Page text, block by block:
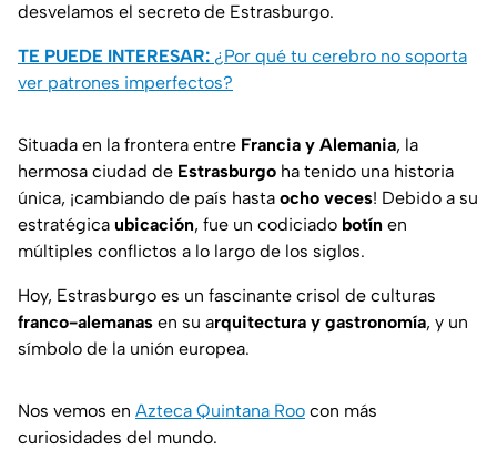
desvelamos el secreto de Estrasburgo.
TE PUEDE INTERESAR: ¿Por qué tu cerebro no soporta
ver patrones imperfectos?
Situada en la frontera entre Francia y Alemania, la
hermosa ciudad de Estrasburgo ha tenido una historia
única, ¡cambiando de país hasta ocho veces! Debido a su
estratégica ubicación, fue un codiciado botín en
múltiples conflictos a lo largo de los siglos.
Hoy, Estrasburgo es un fascinante crisol de culturas
franco-alemanas en su arquitectura y gastronomía, y un
símbolo de la unión europea.
Nos vemos en Azteca Quintana Roo con más
curiosidades del mundo.